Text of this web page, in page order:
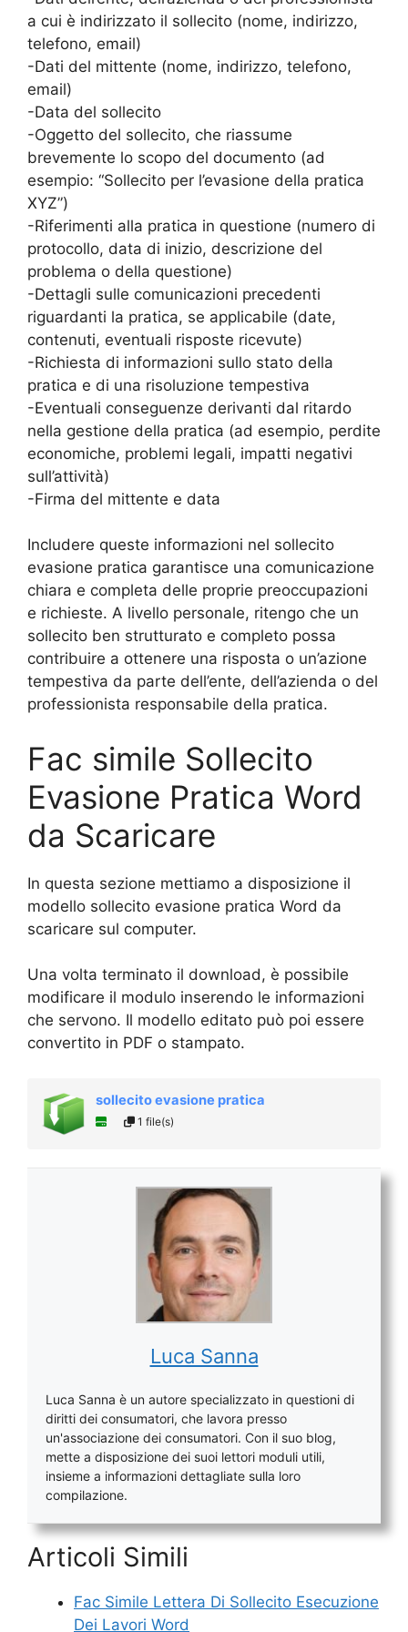
a cui è indirizzato il sollecito (nome, indirizzo,
telefono, email)
-Dati del mittente (nome, indirizzo, telefono,
email)
-Data del sollecito
-Oggetto del sollecito, che riassume
brevemente lo scopo del documento (ad
esempio: “Sollecito per l’evasione della pratica
XYZ”)
-Riferimenti alla pratica in questione (numero di
protocollo, data di inizio, descrizione del
problema o della questione)
-Dettagli sulle comunicazioni precedenti
riguardanti la pratica, se applicabile (date,
contenuti, eventuali risposte ricevute)
-Richiesta di informazioni sullo stato della
pratica e di una risoluzione tempestiva
-Eventuali conseguenze derivanti dal ritardo
nella gestione della pratica (ad esempio, perdite
economiche, problemi legali, impatti negativi
sull’attività)
-Firma del mittente e data
Includere queste informazioni nel sollecito
evasione pratica garantisce una comunicazione
chiara e completa delle proprie preoccupazioni
e richieste. A livello personale, ritengo che un
sollecito ben strutturato e completo possa
contribuire a ottenere una risposta o un’azione
tempestiva da parte dell’ente, dell’azienda o del
professionista responsabile della pratica.
Fac simile Sollecito
Evasione Pratica Word
da Scaricare
In questa sezione mettiamo a disposizione il
modello sollecito evasione pratica Word da
scaricare sul computer.
Una volta terminato il download, è possibile
modificare il modulo inserendo le informazioni
che servono. Il modello editato può poi essere
convertito in PDF o stampato.
sollecito evasione pratica
1 file(s)
Luca Sanna
Luca Sanna è un autore specializzato in questioni di
diritti dei consumatori, che lavora presso
un'associazione dei consumatori. Con il suo blog,
mette a disposizione dei suoi lettori moduli utili,
insieme a informazioni dettagliate sulla loro
compilazione.
Articoli Simili
Fac Simile Lettera Di Sollecito Esecuzione
Dei Lavori Word